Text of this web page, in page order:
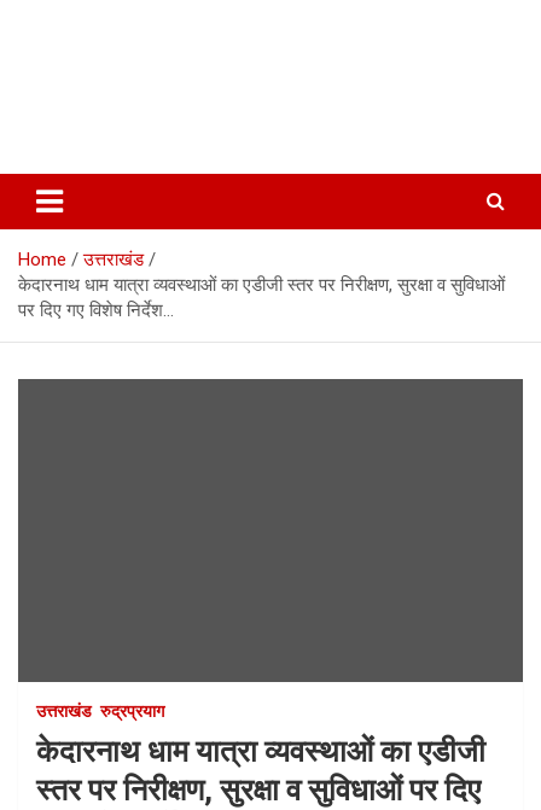
Home
उत्तराखंड
केदारनाथ धाम यात्रा व्यवस्थाओं का एडीजी स्तर पर निरीक्षण, सुरक्षा व सुविधाओं
पर दिए गए विशेष निर्देश…
उत्तराखंड रुद्रप्रयाग
केदारनाथ धाम यात्रा व्यवस्थाओं का एडीजी
स्तर पर निरीक्षण, सुरक्षा व सुविधाओं पर दिए